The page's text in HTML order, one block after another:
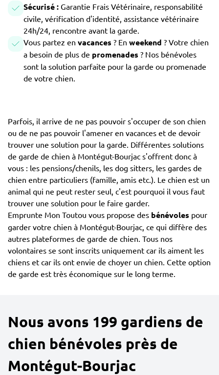
Sécurisé : Garantie Frais Vétérinaire, responsabilité
civile, vérification d'identité, assistance vétérinaire
24h/24, rencontre avant la garde.
Vous partez en vacances ? En weekend ? Votre chien
a besoin de plus de promenades ? Nos bénévoles
sont la solution parfaite pour la garde ou promenade
de votre chien.
Parfois, il arrive de ne pas pouvoir s'occuper de son chien
ou de ne pas pouvoir l'amener en vacances et de devoir
trouver une solution pour la garde. Différentes solutions
de garde de chien à Montégut-Bourjac s'offrent donc à
vous : les pensions/chenils, les dog sitters, les gardes de
chien entre particuliers (famille, amis etc.). Le chien est un
animal qui ne peut rester seul, c'est pourquoi il vous faut
trouver une solution pour le faire garder.
Emprunte Mon Toutou vous propose des bénévoles pour
garder votre chien à Montégut-Bourjac, ce qui diffère des
autres plateformes de garde de chien. Tous nos
volontaires se sont inscrits uniquement car ils aiment les
chiens et car ils ont envie de choyer un chien. Cette option
de garde est très économique sur le long terme.
Nous avons 199 gardiens de
chien bénévoles près de
Montégut-Bourjac